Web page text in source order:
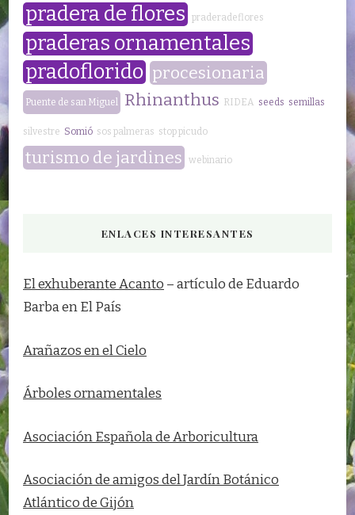
pradera de flores praderadeflores
praderas ornamentales
pradoflorido procesionaria
Puente de san Miguel Rhinanthus RIDEA seeds semillas
silvestre Somió sos palmeras stop picudo
turismo de jardines webinario
ENLACES INTERESANTES
El exhuberante Acanto – artículo de Eduardo
Barba en El País
Arañazos en el Cielo
Árboles ornamentales
Asociación Española de Arboricultura
Asociación de amigos delJardín Botánico
Atlántico de Gijón